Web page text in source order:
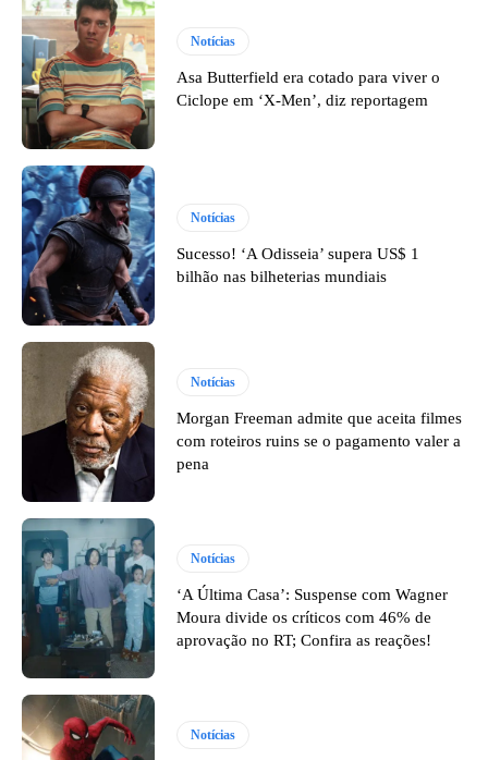
Notícias
Asa Butterfield era cotado para viver o
Ciclope em ‘X-Men’, diz reportagem
Notícias
Sucesso! ‘A Odisseia’ supera US$ 1
bilhão nas bilheterias mundiais
Notícias
Morgan Freeman admite que aceita filmes
com roteiros ruins se o pagamento valer a
pena
Notícias
‘A Última Casa’: Suspense com Wagner
Moura divide os críticos com 46% de
aprovação no RT; Confira as reações!
Notícias